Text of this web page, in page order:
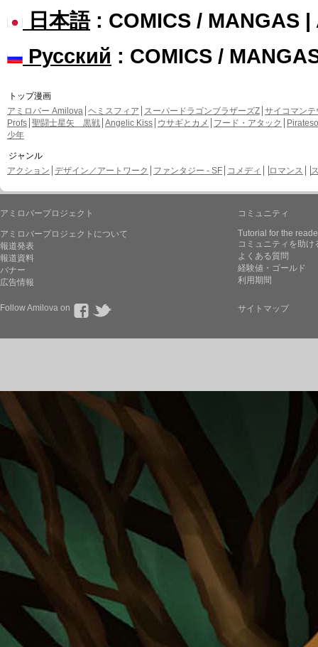
日本語: COMICS / MANGAS |
Русский : COMICS /
トップ漫画
アミロバー Amilova ヘミスフィア スーパードラゴンブラザーズZ サイコマンテ
Profs 聖闘士星矢 黒戦 Angelic Kiss ウサギとカメ フード・アタック
少年
ジャンル
アクション デザイン／アートワーク ファンタジー - SF コメディ ロマンス
アミロバープロジェクト
アミロバープロジェクトについて
報道発表
報道資料
バナー
広告情報
コミュニティ
Tutorial for the
コミュニティを助け
よくある質問
経験値・ゴールド
利用期間
Follow Amilova on サイトマップ